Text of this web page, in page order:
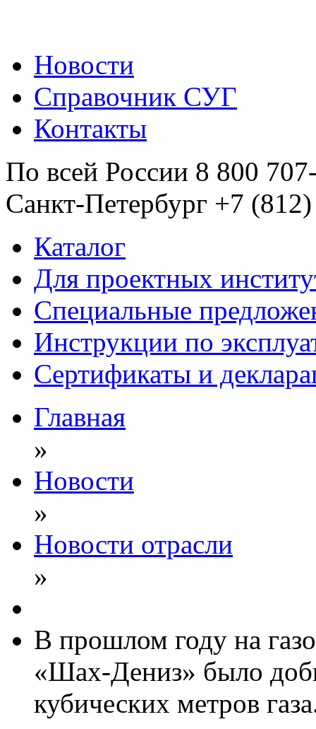
Новости
Справочник СУГ
Контакты
По всей России 8 800
Санкт-Петербург +7
Каталог
Для проектных
Специальные
Инструкции по
Сертификаты и
Главная
»
Новости
»
Новости отрасли
»
В прошлом году на
«Шах-Дениз» было
кубических метров